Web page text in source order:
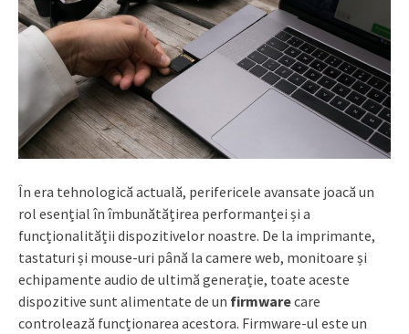
În era tehnologică actuală, perifericele avansate joacă un
rol esențial în îmbunătățirea performanței și a
funcționalității dispozitivelor noastre. De la imprimante,
tastaturi și mouse-uri până la camere web, monitoare și
echipamente audio de ultimă generație, toate aceste
dispozitive sunt alimentate de un firmwarecare
controlează funcționarea acestora. Firmware-ul este un